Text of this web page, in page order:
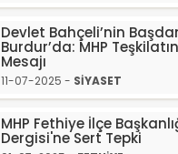
Devlet Bahçeli’nin
Burdur’da: MHP
Mesajı
11-07-2025 - SİYASET
MHP Fethiye İlçe
Dergisi'ne Sert Tepki